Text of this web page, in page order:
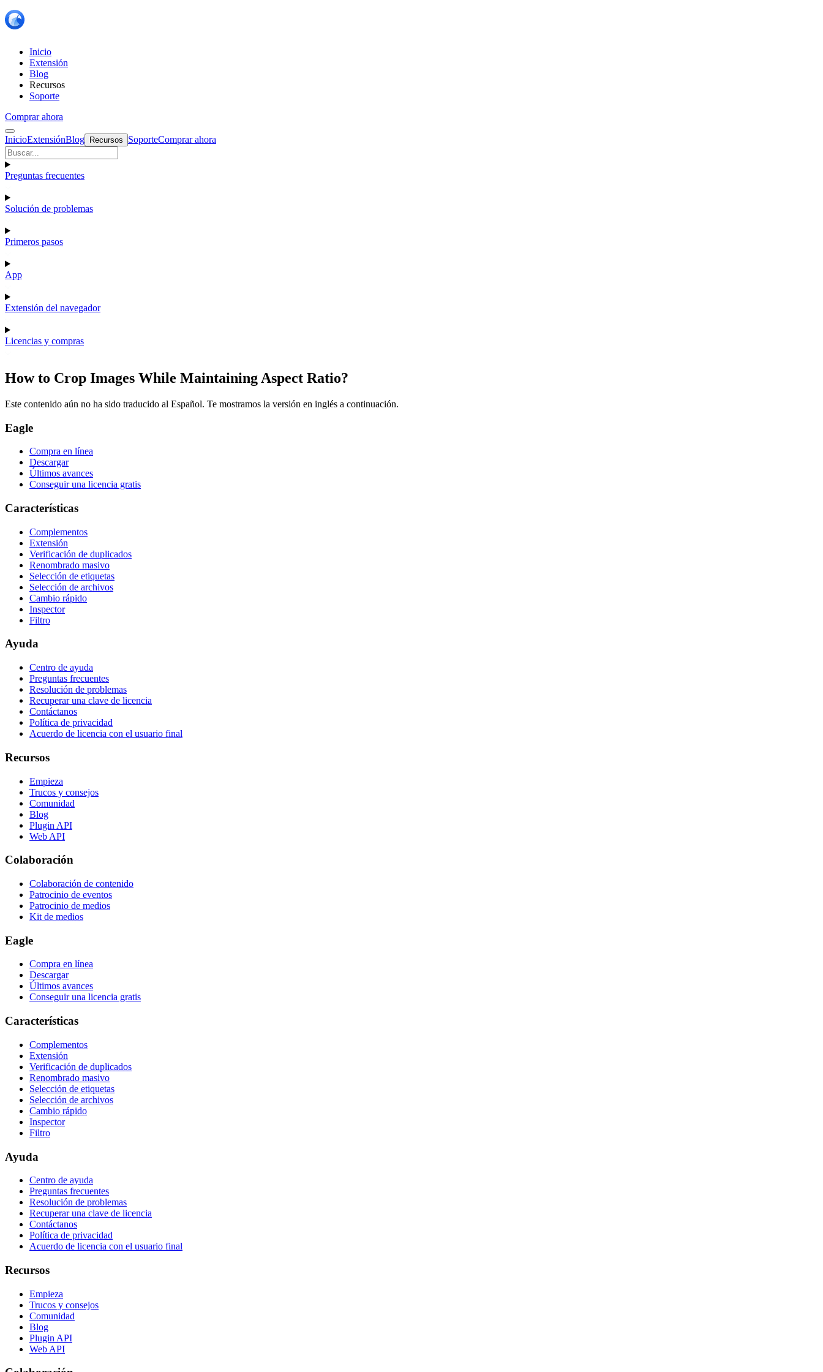
Inicio
Extensión
Blog
Recursos
Soporte
Comprar ahora
InicioExtensiónBlog Recursos SoporteComprar ahora
Preguntas frecuentes
Solución de problemas
Primeros pasos
App
Extensión del navegador
Licencias y compras
How to Crop Images While Maintaining Aspect Ratio?
Este contenido aún no ha sido traducido al Español. Te mostramos la versión en inglés a continuación.
Eagle
Compra en línea
Descargar
Últimos avances
Conseguir una licencia gratis
Características
Complementos
Extensión
Verificación de duplicados
Renombrado masivo
Selección de etiquetas
Selección de archivos
Cambio rápido
Inspector
Filtro
Ayuda
Centro de ayuda
Preguntas frecuentes
Resolución de problemas
Recuperar una clave de licencia
Contáctanos
Política de privacidad
Acuerdo de licencia con el usuario final
Recursos
Empieza
Trucos y consejos
Comunidad
Blog
Plugin API
Web API
Colaboración
Colaboración de contenido
Patrocinio de eventos
Patrocinio de medios
Kit de medios
Eagle
Compra en línea
Descargar
Últimos avances
Conseguir una licencia gratis
Características
Complementos
Extensión
Verificación de duplicados
Renombrado masivo
Selección de etiquetas
Selección de archivos
Cambio rápido
Inspector
Filtro
Ayuda
Centro de ayuda
Preguntas frecuentes
Resolución de problemas
Recuperar una clave de licencia
Contáctanos
Política de privacidad
Acuerdo de licencia con el usuario final
Recursos
Empieza
Trucos y consejos
Comunidad
Blog
Plugin API
Web API